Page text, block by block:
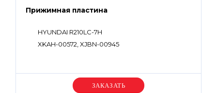
Прижимная пластина
HYUNDAI R210LC-7H
XKAH-00572, XJBN-00945
Уточняйте цену